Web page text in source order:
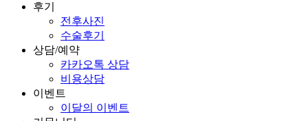
후기
전후사진
수술후기
상담/예약
카카오톡 상담
비용상담
이벤트
이달의 이벤트